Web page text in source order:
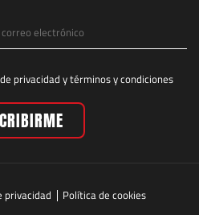
privacidad ytérminos y condiciones
privacidad Política de cookies